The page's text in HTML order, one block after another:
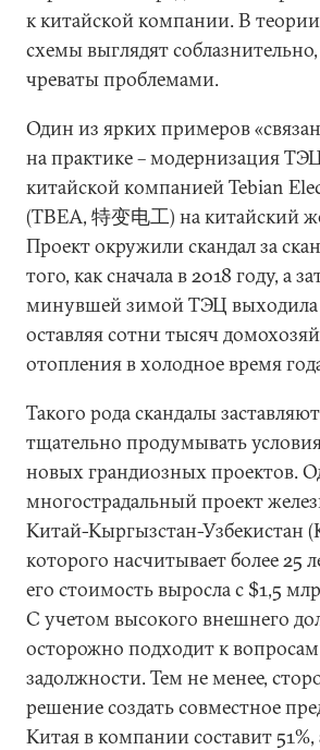
к китайской компании. В
схемы выглядят
чреваты проблемами.
Один из ярких примеров
на практике – модернизация
китайской компанией Tebian
(TBEA, 特变电工) на китайский
Проект окружили скандал за
того, как сначала в 2018 году, а
минувшей зимой ТЭЦ выходила
оставляя сотни тысяч
отопления в холодное время
Такого рода скандалы
тщательно продумывать
новых грандиозных проектов.
многострадальный проект
Китай-Кыргызстан-Узбекистан
которого насчитывает более 25
его стоимость выросла с $1,5
С учетом высокого внешнего
осторожно подходит к
задолжности. Тем не менее,
решение создать совместное
Китая в компании составит